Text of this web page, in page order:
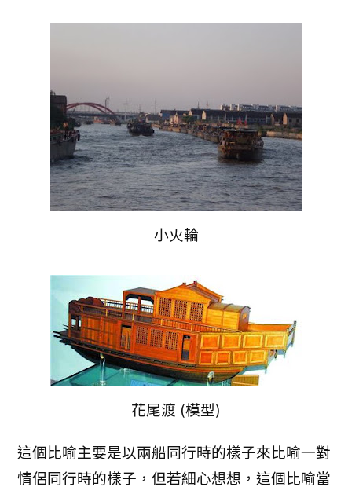
小火輪
花尾渡 (模型)
這個比喻主要是以兩船同行時的樣子來比喻一對
情侶同行時的樣子，但若細心想想，這個比喻當